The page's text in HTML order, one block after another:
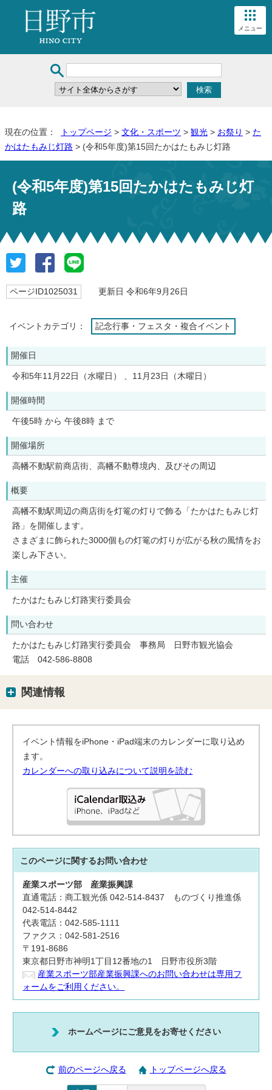
メニュー
現在の位置： トップページ > 文化・スポーツ > 観光 > お祭り > た
かはたもみじ灯路 > (令和5年度)第15回たかはたもみじ灯路
(令和5年度)第15回たかはたもみじ灯
路
ページID1025031 更新日 令和6年9月26日
イベントカテゴリ： 記念行事・フェスタ・複合イベント
開催日
令和5年11月22日（水曜日） 、11月23日（木曜日）
開催時間
午後5時 から 午後8時 まで
開催場所
高幡不動駅前商店街、高幡不動尊境内、及びその周辺
概要
高幡不動駅周辺の商店街を灯篭の灯りで飾る「たかはたもみじ灯
路」を開催します。
さまざまに飾られた3000個もの灯篭の灯りが広がる秋の風情をお
楽しみ下さい。
主催
たかはたもみじ灯路実行委員会
問い合わせ
たかはたもみじ灯路実行委員会 事務局 日野市観光協会
電話 042-586-8808
関連情報
イベント情報をiPhone・iPad端末のカレンダーに取り込め
ます。
カレンダーへの取り込みについて説明を読む
このページに関するお問い合わせ
産業スポーツ部産業振興課
直通電話：商工観光係 042-514-8437 ものづくり推進係
042-514-8442
代表電話：042-585-1111
ファクス：042-581-2516
〒191-8686
東京都日野市神明1丁目12番地の1 日野市役所3階
産業スポーツ部産業振興課へのお問い合わせは専用フ
ォームをご利用ください。
ホームページにご意見をお寄せください
前のページへ戻る トップページへ戻る